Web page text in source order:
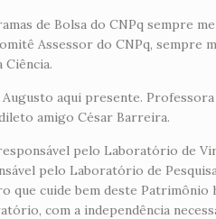
de Bolsa do CNPq sempre
Assessor do CNPq, sempre
aqui presente.
amigo César Barreira.
pelo Laboratório de
pelo Laboratório de
que cuide bem deste Patrimônio
com a independência